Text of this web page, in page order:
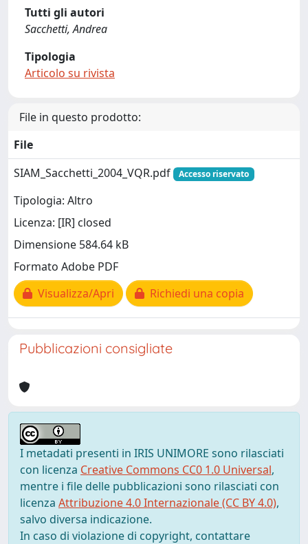
Tutti gli autori
Sacchetti, Andrea
Tipologia
Articolo su rivista
File in questo prodotto:
File
SIAM_Sacchetti_2004_VQR.pdf
Accesso riservato
Tipologia: Altro
Licenza: [IR] closed
Dimensione 584.64 kB
Formato Adobe PDF
Visualizza/Apri
Richiedi una copia
Pubblicazioni consigliate
I metadati presenti in IRIS UNIMORE sono rilasciati
con licenza Creative Commons CC0 1.0 Universal,
mentre i file delle pubblicazioni sono rilasciati con
licenza Attribuzione 4.0 Internazionale (CC BY 4.0),
salvo diversa indicazione.
In caso di violazione di copyright, contattare